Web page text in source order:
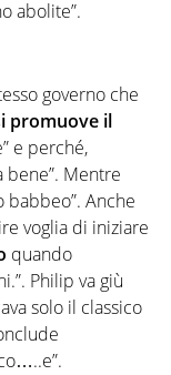
abolite”.
governo che
promuove il
e perché,
bene”. Mentre
babbeo”. Anche
voglia di iniziare
quando
Philip va giù
solo il classico